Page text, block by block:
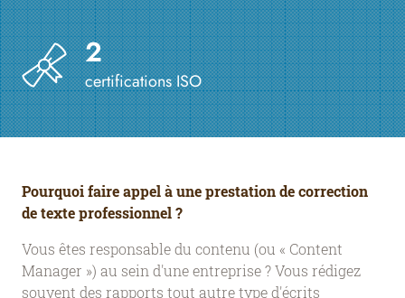
2
certifications ISO
Pourquoi faire appel à une prestation de correction
de texte professionnel ?
Vous êtes responsable du contenu (ou « Content
Manager ») au sein d'une entreprise ? Vous rédigez
souvent des rapports tout autre type d'écrits